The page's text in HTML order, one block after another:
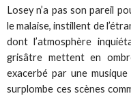
Losey n’a pas son pareil
le malaise, instillent de
dont l’atmosphère
grisâtre mettent en
exacerbé par une
surplombe ces scènes